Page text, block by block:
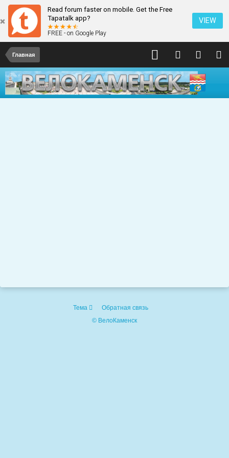
Read forum faster on mobile. Get the Free
Tapatalk app?
FREE - on Google Play
VIEW
Главная
Тема
Обратная связь
© ВелоКаменск